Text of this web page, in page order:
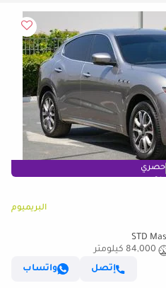
حصري
البريميوم
84,000 كيلومتر
إتصل
واتساب